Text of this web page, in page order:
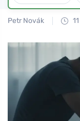
Petr Novák